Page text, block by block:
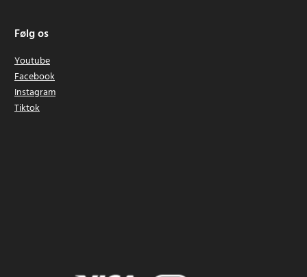
Følg os
Youtube
Facebook
Instagram
Tiktok